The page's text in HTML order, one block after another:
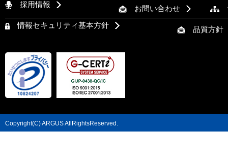
採用情報 お問い合わせ
情報セキュリティ基本方針 品質方針
Copyright(C) ARGUS AllRightsReserved.